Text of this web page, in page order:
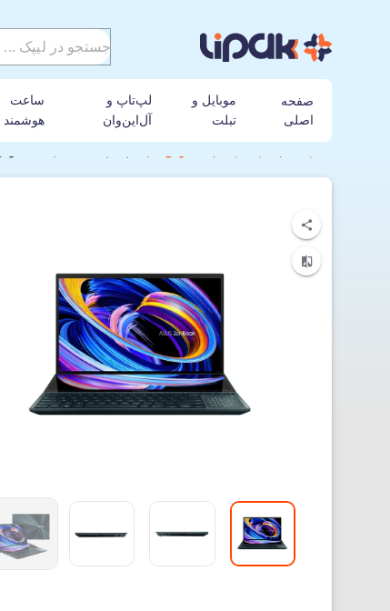
صفحه
اصلی
موبایل و
تبلت
لپ‌تاپ و
آل‌این‌وان
ساعت
هوشمند